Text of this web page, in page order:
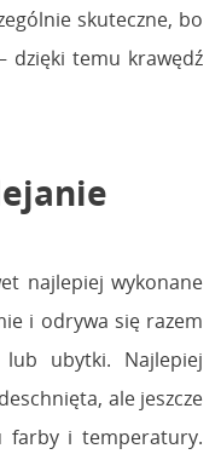
skuteczne, bo
dzięki temu krawędź
najlepiej wykonane
i odrywa się razem
ubytki. Najlepiej
ale jeszcze
farby i temperatury.